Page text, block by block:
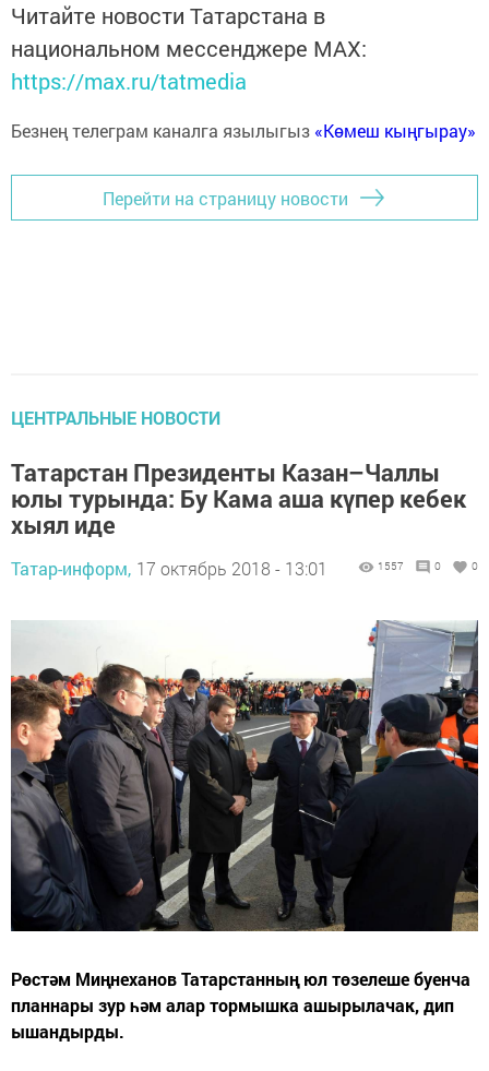
Читайте новости Татарстана в
национальном мессенджере MАХ:
https://max.ru/tatmedia
Безнең телеграм каналга язылыгыз «Көмеш кыңгырау»
Перейти на страницу новости
ЦЕНТРАЛЬНЫЕ НОВОСТИ
Татарстан Президенты Казан–Чаллы
юлы турында: Бу Кама аша күпер кебек
хыял иде
Татар-информ, 17 октябрь 2018 - 13:01 1557 0 0
Рөстәм Миңнеханов Татарстанның юл төзелеше буенча
планнары зур һәм алар тормышка ашырылачак, дип
ышандырды.